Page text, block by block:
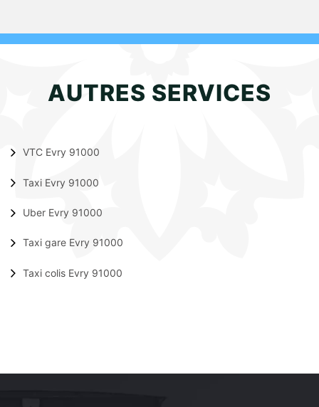
AUTRES SERVICES
VTC Evry 91000
Taxi Evry 91000
Uber Evry 91000
Taxi gare Evry 91000
Taxi colis Evry 91000